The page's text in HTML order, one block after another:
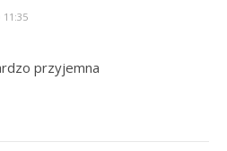
11:35
przyjemna